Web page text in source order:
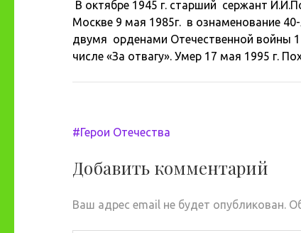
В октябре 1945 г. старший сержант
Москве 9 мая 1985г. в ознаменование
двумя орденами Отечественной войны
числе «За отвагу». Умер 17 мая 1995 г.
Навигация
записям
#Герои Отечества
Добавить комментарий
Ваш адрес email не будет опубликован.